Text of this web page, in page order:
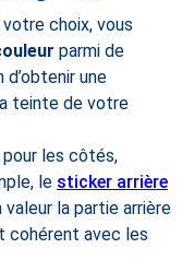
choix, vous
parmi de
une
teinte de votre
les côtés,
le sticker arrière
la partie arrière
cohérent avec les